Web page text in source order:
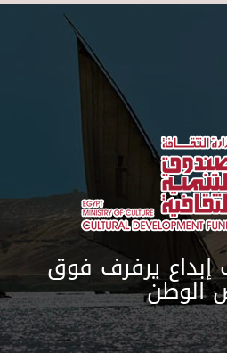
Skip to main content
إبداع يرفرف فوق
الوطن